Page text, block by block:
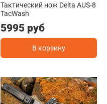
Тактический нож Delta AUS-8
TacWash
5995 руб
В корзину